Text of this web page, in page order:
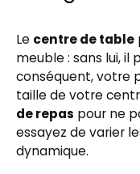
Le centre de table
meuble : sans lui,
conséquent, votre
taille de votre
de repas pour ne
essayez de varier
dynamique.